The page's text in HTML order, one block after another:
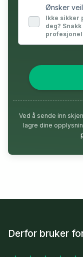
Ønsker
Ikke sikker
deg?
Ved å sende inn
lagre dine
Derfor bruker